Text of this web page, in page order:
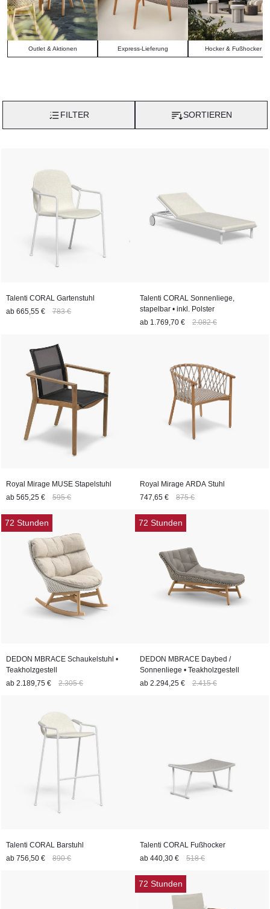
Zügen genießen können. Willkommen in der Welt der exklusiven
Sitzmöbel für den Garten!
Outlet & Aktionen Express-Lieferung Hocker & Fußhocker
FILTER SORTIEREN
Talenti CORAL Gartenstuhl
ab 665,55 € 783 €
Talenti CORAL Sonnenliege,
stapelbar • inkl. Polster
ab 1.769,70 € 2.082 €
Royal Mirage MUSE Stapelstuhl
ab 565,25 € 595 €
Royal Mirage ARDA Stuhl
747,65 €
875 €
72 Stunden
DEDON MBRACE Schaukelstuhl •
Teakholzgestell
ab 2.189,75 € 2.305 €
72 Stunden
DEDON MBRACE Daybed /
Sonnenliege • Teakholzgestell
ab 2.294,25 € 2.415 €
Talenti CORAL Barstuhl
ab 756,50 € 890 €
Talenti CORAL Fußhocker
ab 440,30 € 518 €
72 Stunden